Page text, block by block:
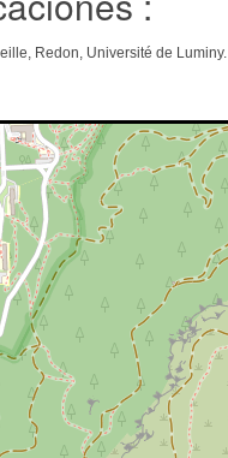
Redon, Université de Luminy.